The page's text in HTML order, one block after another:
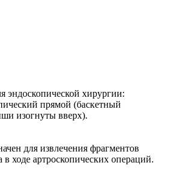
эндоскопической хирургии:
прямой (баскетный
изогнуты вверх).
для извлечения фрагментов
в ходе артроскопических операций.